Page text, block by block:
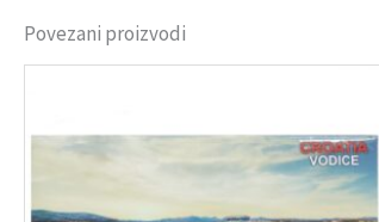
Povezani proizvodi